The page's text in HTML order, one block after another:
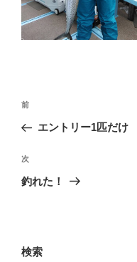
投
ナ
ビ
ゲ
ン
前
の
稿
前
エントリー1匹だけ
次
の
次
釣れた！
検索